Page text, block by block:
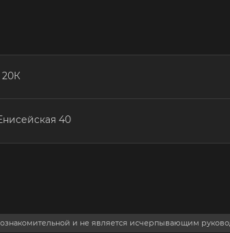
20К
40
и не является исчерпывающим